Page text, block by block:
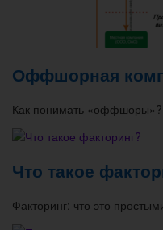
Оффшорная
Как понимать
Что такое
Факторинг: что это